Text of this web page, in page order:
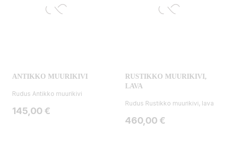
ANTIKKO MUURIKIVI
Rudus Antikko muurikivi
Hinta
145,00 €
RUSTIKKO MUURIKIVI,
LAVA
Rudus Rustikko muurikivi, lava
Hinta
460,00 €